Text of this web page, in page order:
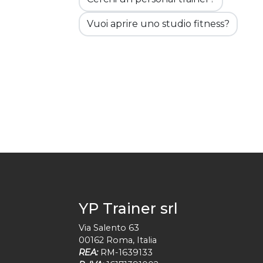
Vuoi aprire uno studio fitness?
YP Trainer srl
Via Salento 63
00162 Roma, Italia
REA: RM-1639133